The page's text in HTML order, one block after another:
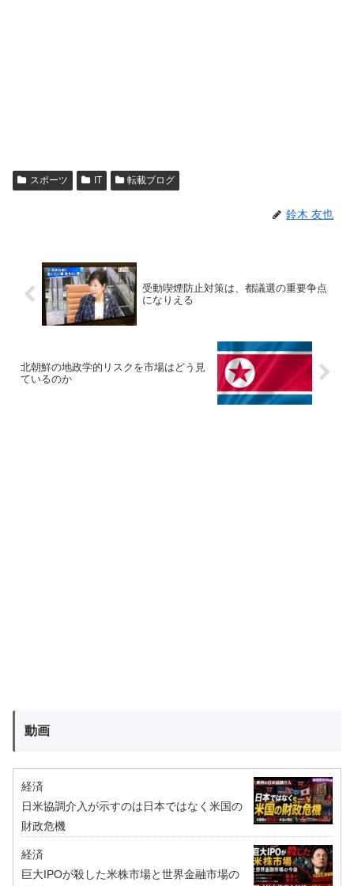
スポーツ IT 転載ブログ
鈴木 友也
受動喫煙防止対策は、都議選の重要争点
になりえる
北朝鮮の地政学的リスクを市場はどう見
ているのか
動画
経済
日米協調介入が示すのは日本ではなく米国の
財政危機
経済
巨大IPOが殺した米株市場と世界金融市場の